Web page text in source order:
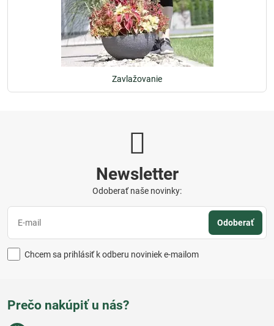
Zavlažovanie
Newsletter
Odoberať naše novinky:
Odoberať
Chcem sa prihlásiť k odberu noviniek e-mailom
Prečo nakúpiť u nás?